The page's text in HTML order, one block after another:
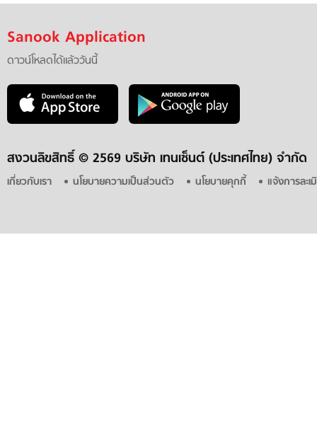
Sanook Application
ดาวน์โหลดได้แล้ววันนี้
สงวนลิขสิทธิ์ © 2569 บริษัท เทนเซ็นต์ (ประเทศไทย) จำกัด
เกี่ยวกับเรา นโยบายความเป็นส่วนตัว นโยบายคุกกี้ แจ้งการละ